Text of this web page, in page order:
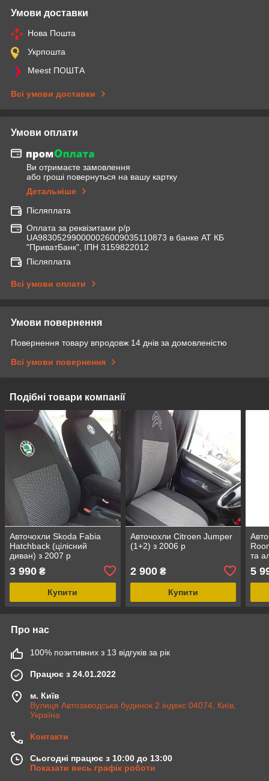
Умови доставки
Нова Пошта
Укрпошта
Meest ПОШТА
Всі умови доставки
Умови оплати
Ви отримаєте замовлення
або гроші повернуться на вашу картку
Детальніше
Післяплата
Оплата за реквізитами р/р
UA983052990000026009035110873 в банке АТ КБ
"ПриватБанк", ІПН 3159822012
Післяплата
Всі умови оплати
Умови повернення
Повернення товару впродовж 14 днів за домовленістю
Всі умови повернення
Подібні товари компанії
Авточохли Skoda Fabia
Hatchback (цілісний
диван) з 2007 р
3 990 ₴
Купити
Авточохли Citroen Jumper
(1+2) з 2006 р
2 900₴
Купити
та
5
Про нас
100% позитивних з 13 відгуків за рік
Працює з 24.01.2022
м. Київ
Вулиця Автозаводська будинок 2 індекс 04074, Київ,
Україна
Контакти
Сьогодні працює з 10:00 до 13:00
Показати весь графік роботи